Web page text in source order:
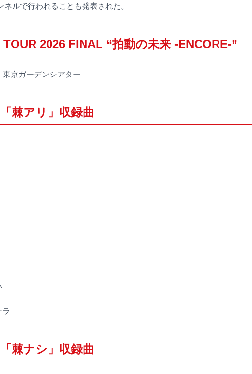
ルで行われることも発表された。
2026 FINAL “拍動の未来 -ENCORE-”
京ガーデンシアター
棘アリ」収録曲
棘ナシ」収録曲